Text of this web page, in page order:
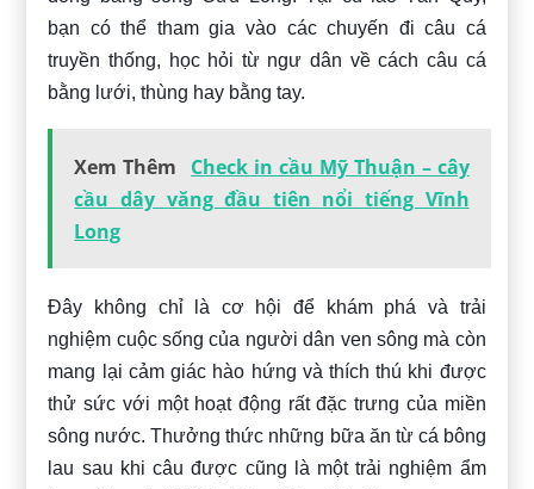
bạn có thể tham gia vào các chuyến đi câu cá
truyền thống, học hỏi từ ngư dân về cách câu cá
bằng lưới, thùng hay bằng tay.
Xem Thêm
Check in cầu Mỹ Thuận – cây
cầu dây văng đầu tiên nổi tiếng Vĩnh
Long
Đây không chỉ là cơ hội để khám phá và trải
nghiệm cuộc sống của người dân ven sông mà còn
mang lại cảm giác hào hứng và thích thú khi được
thử sức với một hoạt động rất đặc trưng của miền
sông nước. Thưởng thức những bữa ăn từ cá bông
lau sau khi câu được cũng là một trải nghiệm ẩm